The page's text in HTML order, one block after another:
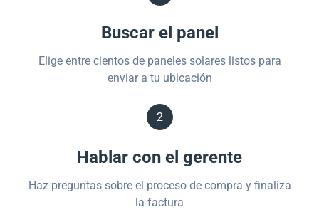
Buscar el panel
Elige entre cientos de paneles solares listos para
enviar a tu ubicación
2
Hablar con el gerente
Haz preguntas sobre el proceso de compra y finaliza
la factura